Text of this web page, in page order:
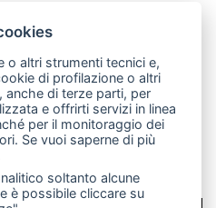
LeccoOnline
RSS
o altri strumenti tecnici e,
di profilazione o altri
anche di terze parti, per
e offrirti servizi in linea
per il monitoraggio dei
Se vuoi saperne di più
soltanto alcune
è possibile cliccare su